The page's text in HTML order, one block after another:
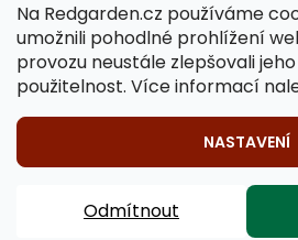
Na Redgarden.cz používáme
umožnili pohodlné prohlížení
provozu neustále zlepšovali
použitelnost. Více informací
NASTAVENÍ
Odmítnout
🔥 Venkovní vaření na ohni je
Záhradní krby, záhradní grily,
ohniště 🔥
Vytvořil Shoptet
Upravil
Copyright 2026